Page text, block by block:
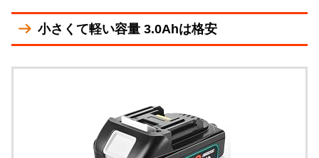
小さくて軽い容量 3.0Ahは格安